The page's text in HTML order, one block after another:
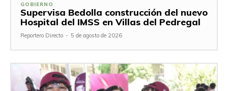
GOBIERNO
Supervisa Bedolla construcción del nuevo
Hospital del IMSS en Villas del Pedregal
Reportero Directo - 5 de agosto de 2026